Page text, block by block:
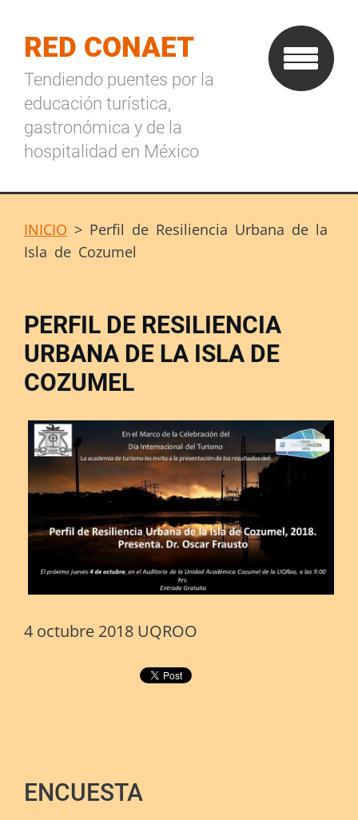
RED CONAET
Tendiendo puentes por la
educación turística,
gastronómica y de la
hospitalidad en México
INICIO > Perfil de Resiliencia Urbana de la
Isla de Cozumel
PERFIL DE RESILIENCIA
URBANA DE LA ISLA DE
COZUMEL
4 octubre 2018 UQROO
ENCUESTA